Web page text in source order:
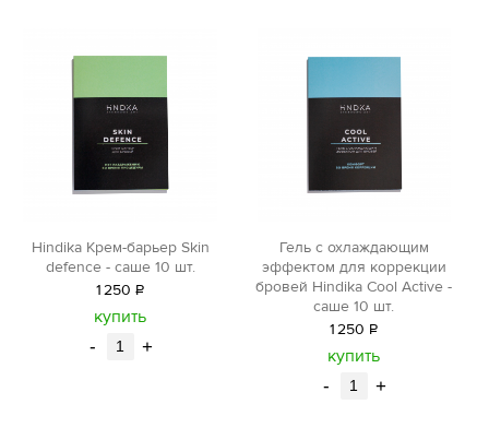
Hindika Крем-барьер Skin
defence - саше 10 шт.
1250 Р
уб.
купить
- +
Гель с охлаждающим
эффектом для коррекции
бровей Hindika Cool Active -
саше 10 шт.
1250 Р
уб.
купить
- +